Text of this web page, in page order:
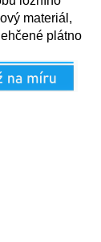
materiál,
plátno